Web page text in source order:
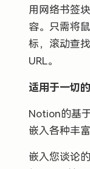
用网络书签
容。只需将
标，滚动查
URL。
适用于一切
Notion的基
嵌入各种丰富
嵌入您谈论